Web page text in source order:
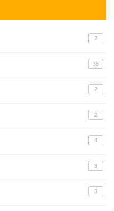
2
38
2
2
4
3
3